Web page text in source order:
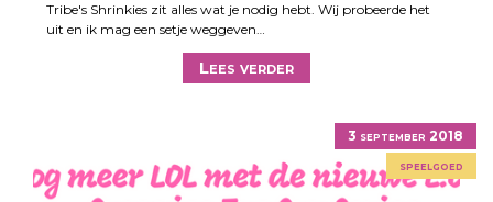
Tribe's Shrinkies zit alles wat je nodig hebt. Wij probeerde het
uit en ik mag een setje weggeven…
Lees verder
3 september 2018
speelgoed